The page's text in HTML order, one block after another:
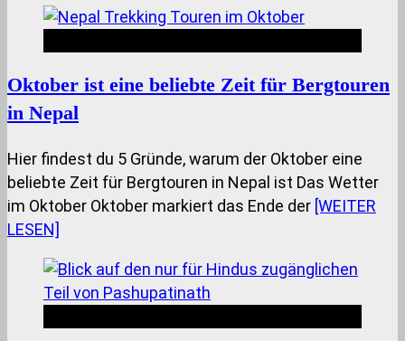
Oktober ist eine beliebte Zeit für Bergtouren
in Nepal
Hier findest du 5 Gründe, warum der Oktober eine
beliebte Zeit für Bergtouren in Nepal ist Das Wetter
im Oktober Oktober markiert das Ende der [WEITER
LESEN]